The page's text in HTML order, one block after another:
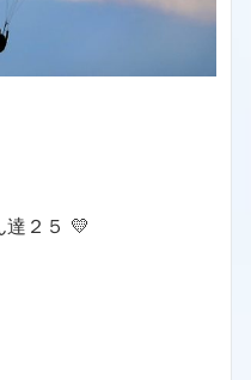
２５ 💛